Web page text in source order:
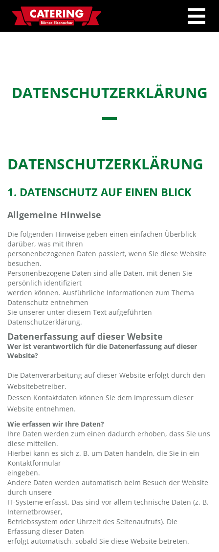
Toggle
DATENSCHUTZERKLÄRUNG
DATENSCHUTZERKLÄRUNG
1. DATENSCHUTZ AUF EINEN BLICK
Allgemeine Hinweise
Die folgenden Hinweise geben einen einfachen Überblick
darüber, was mit Ihren
personenbezogenen Daten passiert, wenn Sie diese Website
besuchen.
Personenbezogene Daten sind alle Daten, mit denen Sie
persönlich identifiziert
werden können. Ausführliche Informationen zum Thema
Datenschutz entnehmen
Sie unserer unter diesem Text aufgeführten
Datenschutzerklärung.
Datenerfassung auf dieser Website
Wer ist verantwortlich für die Datenerfassung auf dieser
Website?
Die Datenverarbeitung auf dieser Website erfolgt durch den
Websitebetreiber.
Dessen Kontaktdaten können Sie dem Impressum dieser
Website entnehmen.
Wie erfassen wir Ihre Daten?
Ihre Daten werden zum einen dadurch erhoben, dass Sie uns
diese mitteilen.
Hierbei kann es sich z. B. um Daten handeln, die Sie in ein
Kontaktformular
eingeben.
Andere Daten werden automatisch beim Besuch der Website
durch unsere
IT-Systeme erfasst. Das sind vor allem technische Daten (z. B.
Internetbrowser,
Betriebssystem oder Uhrzeit des Seitenaufrufs). Die
Erfassung dieser Daten
erfolgt automatisch, sobald Sie diese Website betreten.